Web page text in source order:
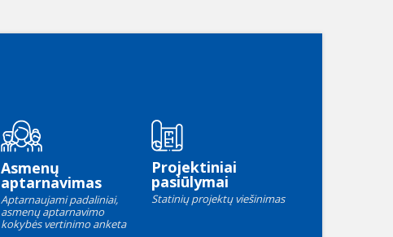
Asmenų
aptarnavimas
Aptarnaujami padaliniai,
asmenų aptarnavimo
kokybės vertinimo anketa
Projektiniai
pasiūlymai
Statinių projektų viešinimas